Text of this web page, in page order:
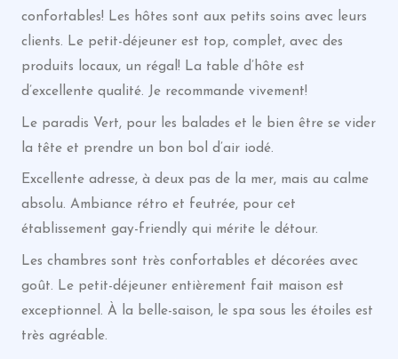
confortables! Les hôtes sont aux petits soins avec leurs
clients. Le petit-déjeuner est top, complet, avec des
produits locaux, un régal! La table d’hôte est
d’excellente qualité. Je recommande vivement!
Le paradis Vert, pour les balades et le bien être se vider
la tête et prendre un bon bol d’air iodé.
Excellente adresse, à deux pas de la mer, mais au calme
absolu. Ambiance rétro et feutrée, pour cet
établissement gay-friendly qui mérite le détour.
Les chambres sont très confortables et décorées avec
goût. Le petit-déjeuner entièrement fait maison est
exceptionnel. À la belle-saison, le spa sous les étoiles est
très agréable.